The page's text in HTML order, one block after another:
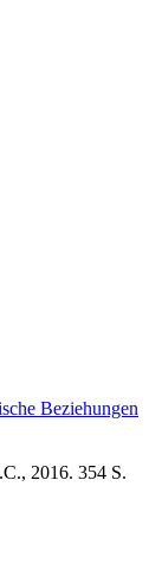
Beziehungen
2016. 354 S.